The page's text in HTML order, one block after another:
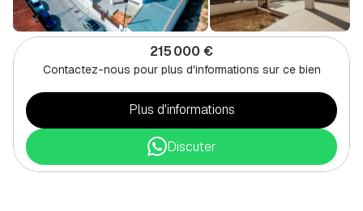
215 000 €
Contactez-nous pour plus d'informations sur ce bien
Plus d'informations
Discuter